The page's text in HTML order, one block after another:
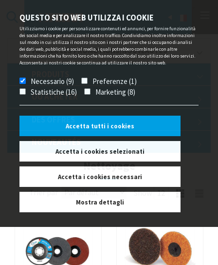
QUESTO SITO WEB UTILIZZA I COOKIE
Utilizziamo i cookie per personalizzare contenuti ed annunci, per fornire funzionalità
dei social media e per analizzare il nostro traffico. Condividiamo inoltre informazioni
sul modo in cui utilizza il nostro sito con i nostri partner che si occupano di analisi
dei dati web, pubblicità e social media, i quali potrebbero combinarle con altre
informazioni che ha fornito loro o che hanno raccolto dal suo utilizzo dei loro servizi.
Acconsenta ai nostri cookie se continua ad utilizzare il nostro sito web.
Necessario (9)
Preferenze (1)
Statistiche (16)
Marketing (8)
Accetta tutti i cookies
Accetta i cookies selezionati
Accetta i cookies necessari
Mostra dettagli
FILTRER LES PROMOTIONS/NOUVEAUTÉS
OU ACHETER
DES OFFRES
NOUVEAUTÉS
Nettoyage
Show
Trier par